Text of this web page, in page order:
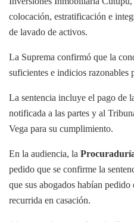
colocación, estratificación e
de lavado de activos.
La Suprema confirmó que la
suficientes e indicios razonables
La sentencia incluye el pago de
notificada a las partes y al
Vega para su cumplimiento.
En la audiencia, la
pedido que se confirme la
que sus abogados habían
recurrida en casación.